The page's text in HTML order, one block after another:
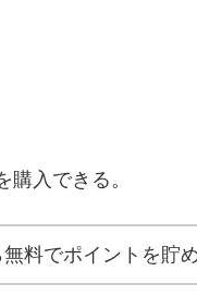
入できる。
料でポイントを貯